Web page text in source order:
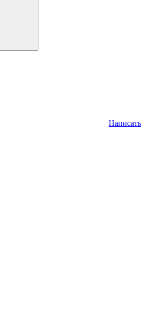
Написать